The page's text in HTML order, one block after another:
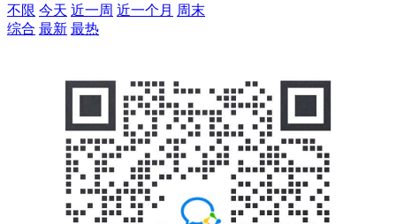
不限 今天 近一周 近一个月 周末
综合 最新 最热